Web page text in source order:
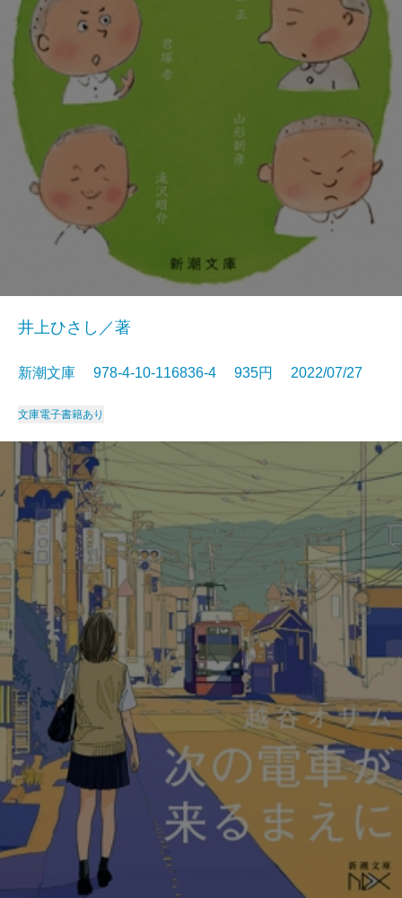
井上ひさし／著
新潮文庫 978-4-10-116836-4 935円 2022/07/27
文庫電子書籍あり